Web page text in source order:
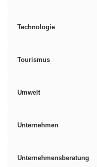
Technologie
Tourismus
Umwelt
Unternehmen
Unternehmensberatung